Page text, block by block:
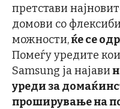
претстави
домови со
можности,ќе се
Помеѓу уредите
Samsung ја најави
уреди за
проширување на